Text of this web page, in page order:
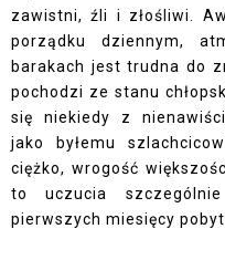
zawistni, źli i złośliwi.
porządku dziennym,
barakach jest trudna do
pochodzi ze stanu
się niekiedy z
jako byłemu
ciężko, wrogość
to uczucia
pierwszych miesięcy